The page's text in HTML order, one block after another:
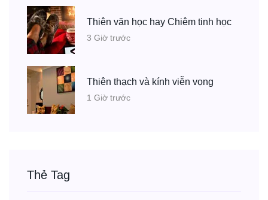
Thiên văn học hay Chiêm tinh học
3 Giờ trước
Thiên thạch và kính viễn vọng
1 Giờ trước
Thẻ Tag